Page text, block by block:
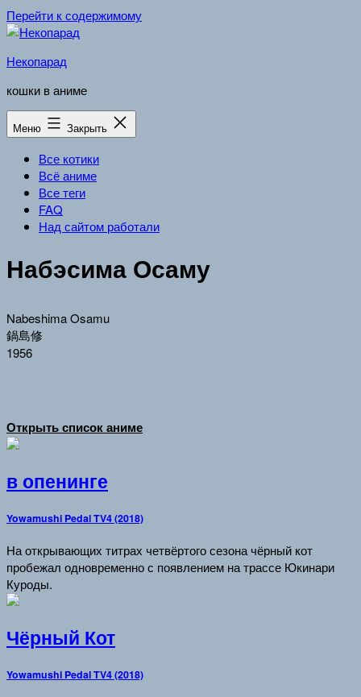
Перейти к содержимому
Некопарад
кошки в аниме
Меню Закрыть
Все котики
Всё аниме
Все теги
FAQ
Над сайтом работали
Набэсима Осаму
Nabeshima Osamu
鍋島修
1956
Открыть список аниме
в опенинге
Yowamushi Pedal TV4 (2018)
На открывающих титрах четвёртого сезона чёрный кот
пробежал одновременно с появлением на трассе Юкинари
Куроды.
Чёрный Кот
Yowamushi Pedal TV4 (2018)